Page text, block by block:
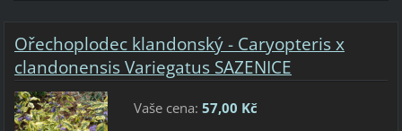
Ořechoplodec klandonský - Caryopteris x
clandonensis Variegatus SAZENICE
Vaše cena: 57,00 Kč